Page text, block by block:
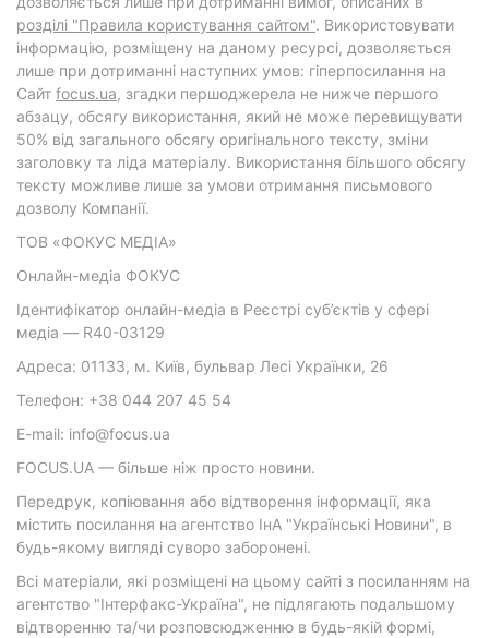
розділі "Правила користування сайтом". Використовувати
інформацію, розміщену на даному ресурсі, дозволяється
лише при дотриманні наступних умов: гіперпосилання на
Cайт focus.ua, згадки першоджерела не нижче першого
абзацу, обсягу використання, який не може перевищувати
50% від загального обсягу оригінального тексту, зміни
заголовку та ліда матеріалу. Використання більшого обсягу
тексту можливе лише за умови отримання письмового
дозволу Компанії.
ТОВ «ФОКУС МЕДІА»
Онлайн-медіа ФОКУС
Ідентифікатор онлайн-медіа в Реєстрі суб’єктів у сфері
медіа — R40-03129
Адреса: 01133, м. Київ, бульвар Лесі Українки, 26
Телефон: +38 044 207 45 54
E-mail: info@focus.ua
FOCUS.UA — більше ніж просто новини.
Передрук, копіювання або відтворення інформації, яка
містить посилання на агентство ІнА "Українські Новини", в
будь-якому вигляді суворо заборонені.
Всі матеріали, які розміщені на цьому сайті з посиланням на
агентство "Інтерфакс-Україна", не підлягають подальшому
відтворенню та/чи розповсюдженню в будь-якій формі,